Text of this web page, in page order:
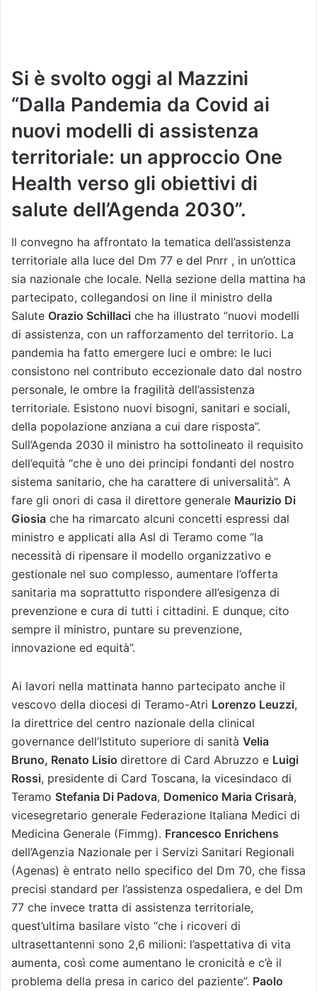
Si è svolto oggi al Mazzini
“Dalla Pandemia da Covid ai
nuovi modelli di assistenza
territoriale: un approccio One
Health verso gli obiettivi di
salute dell’Agenda 2030”.
Il convegno ha affrontato la tematica dell’assistenza
territoriale alla luce del Dm 77 e del Pnrr , in un’ottica
sia nazionale che locale. Nella sezione della mattina ha
partecipato, collegandosi on line il ministro della
Salute Orazio Schillaci che ha illustrato “nuovi modelli
di assistenza, con un rafforzamento del territorio. La
pandemia ha fatto emergere luci e ombre: le luci
consistono nel contributo eccezionale dato dal nostro
personale, le ombre la fragilità dell’assistenza
territoriale. Esistono nuovi bisogni, sanitari e sociali,
della popolazione anziana a cui dare risposta”.
Sull’Agenda 2030 il ministro ha sottolineato il requisito
dell’equità “che è uno dei principi fondanti del nostro
sistema sanitario, che ha carattere di universalità”. A
fare gli onori di casa il direttore generale Maurizio Di
Giosia che ha rimarcato alcuni concetti espressi dal
ministro e applicati alla Asl di Teramo come “la
necessità di ripensare il modello organizzativo e
gestionale nel suo complesso, aumentare l’offerta
sanitaria ma soprattutto rispondere all’esigenza di
prevenzione e cura di tutti i cittadini. E dunque, cito
sempre il ministro, puntare su prevenzione,
innovazione ed equità”.
Ai lavori nella mattinata hanno partecipato anche il
vescovo della diocesi di Teramo-Atri Lorenzo Leuzzi,
la direttrice del centro nazionale della clinical
governance dell’Istituto superiore di sanità Velia
Bruno, Renato Lisio direttore di Card Abruzzo e Luigi
Rossi, presidente di Card Toscana, la vicesindaco di
Teramo Stefania Di Padova, Domenico Maria Crisarà,
vicesegretario generale Federazione Italiana Medici di
Medicina Generale (Fimmg). Francesco Enrichens
dell’Agenzia Nazionale per i Servizi Sanitari Regionali
(Agenas) è entrato nello specifico del Dm 70, che fissa
precisi standard per l’assistenza ospedaliera, e del Dm
77 che invece tratta di assistenza territoriale,
quest’ultima basilare visto “che i ricoveri di
ultrasettantenni sono 2,6 milioni: l’aspettativa di vita
aumenta, così come aumentano le cronicità e c’è il
problema della presa in carico del paziente”. Paolo